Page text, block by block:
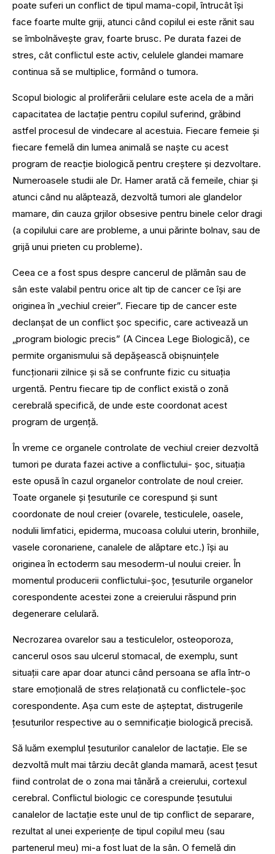
poate suferi un conflict de tipul mama-copil, întrucât își
face foarte multe griji, atunci când copilul ei este rănit sau
se îmbolnăvește grav, foarte brusc. Pe durata fazei de
stres, cât conflictul este activ, celulele glandei mamare
continua să se multiplice, formând o tumora.
Scopul biologic al proliferării celulare este acela de a mări
capacitatea de lactație pentru copilul suferind, grăbind
astfel procesul de vindecare al acestuia. Fiecare femeie și
fiecare femelă din lumea animală se naște cu acest
program de reacție biologică pentru creștere și dezvoltare.
Numeroasele studii ale Dr. Hamer arată că femeile, chiar și
atunci când nu alăptează, dezvoltă tumori ale glandelor
mamare, din cauza grjilor obsesive pentru binele celor dragi
(a copilului care are probleme, a unui părinte bolnav, sau de
grijă unui prieten cu probleme).
Ceea ce a fost spus despre cancerul de plămân sau de
sân este valabil pentru orice alt tip de cancer ce își are
originea în „vechiul creier”. Fiecare tip de cancer este
declanșat de un conflict șoc specific, care activează un
„program biologic precis” (A Cincea Lege Biologică), ce
permite organismului să depășească obișnuințele
funcționarii zilnice și să se confrunte fizic cu situația
urgentă. Pentru fiecare tip de conflict există o zonă
cerebrală specifică, de unde este coordonat acest
program de urgență.
În vreme ce organele controlate de vechiul creier dezvoltă
tumori pe durata fazei active a conflictului- șoc, situația
este opusă în cazul organelor controlate de noul creier.
Toate organele și țesuturile ce corespund și sunt
coordonate de noul creier (ovarele, testiculele, oasele,
nodulii limfatici, epiderma, mucoasa colului uterin, bronhiile,
vasele coronariene, canalele de alăptare etc.) își au
originea în ectoderm sau mesoderm-ul noului creier. În
momentul producerii conflictului-șoc, țesuturile organelor
corespondente acestei zone a creierului răspund prin
degenerare celulară.
Necrozarea ovarelor sau a testiculelor, osteoporoza,
cancerul osos sau ulcerul stomacal, de exemplu, sunt
situații care apar doar atunci când persoana se afla într-o
stare emoțională de stres relaționată cu conflictele-șoc
corespondente. Așa cum este de așteptat, distrugerile
țesuturilor respective au o semnificație biologică precisă.
Să luăm exemplul țesuturilor canalelor de lactație. Ele se
dezvoltă mult mai târziu decât glanda mamară, acest țesut
fiind controlat de o zona mai tânără a creierului, cortexul
cerebral. Conflictul biologic ce corespunde țesutului
canalelor de lactație este unul de tip conflict de separare,
rezultat al unei experiențe de tipul copilul meu (sau
partenerul meu) mi-a fost luat de la sân. O femelă din